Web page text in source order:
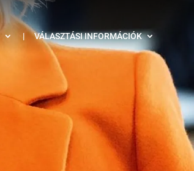
| VÁLASZTÁSI INFORMÁCIÓK